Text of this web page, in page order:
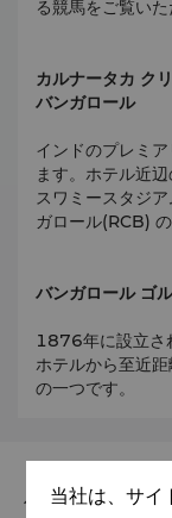
る競馬をご覧いた
カルナータカ ク
バンガロール
インドのプレミ
ます。ホテル近
スワミースタジ
ガロール(RCB) の
バンガロール ゴ
1876年に設立さ
ホテルから至近
の一つです。
住所当社は、サイ